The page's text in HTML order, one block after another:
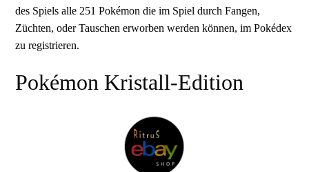
des Spiels alle 251 Pokémon die im Spiel durch Fangen,
Züchten, oder Tauschen erworben werden können, im Pokédex
zu registrieren.
Pokémon Kristall-Edition